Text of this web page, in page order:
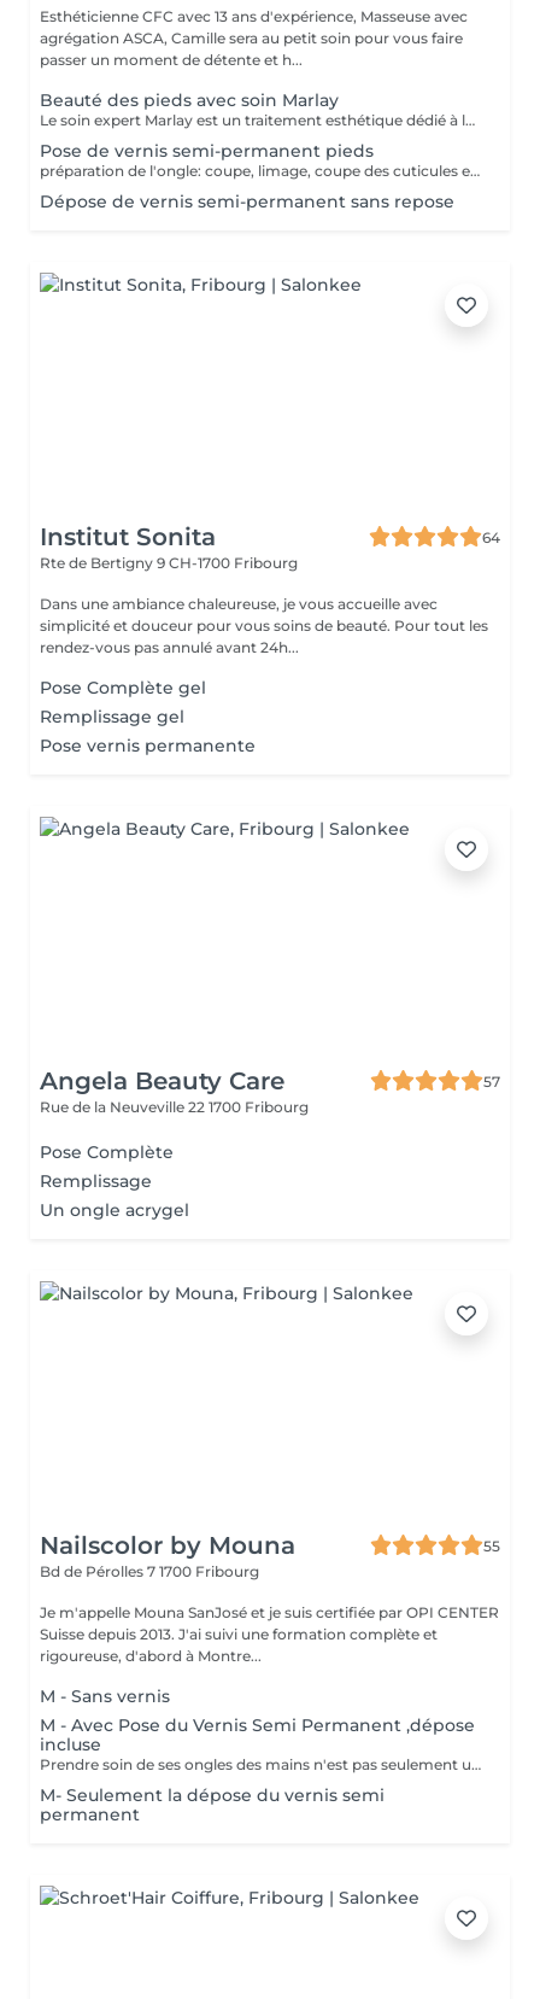
Esthéticienne CFC avec 13 ans d'expérience, Masseuse avec
agrégation ASCA, Camille sera au petit soin pour vous faire
passer un moment de détente et h...
Beauté des pieds avec soin Marlay
Le soin expert Marlay est un traitement esthétique dédié à la beauté et au confort des pieds. Il élimine efficacement les callosités, lisse les zones rugueuses et redonne souplesse et confort à la peau. Vos pieds retrouvent une apparence nette, douce et soignée dès la première séance.
Pose de vernis semi-permanent pieds
préparation de l'ongle: coupe, limage, coupe des cuticules et application du vernis semi-permanent.
Dépose de vernis semi-permanent sans repose
Institut Sonita
64
Rte de Bertigny 9 CH-1700 Fribourg
Dans une ambiance chaleureuse, je vous accueille avec
simplicité et douceur pour vous soins de beauté. Pour tout les
rendez-vous pas annulé avant 24h...
Pose Complète gel
Remplissage gel
Pose vernis permanente
Angela Beauty Care
57
Rue de la Neuveville 22 1700 Fribourg
Pose Complète
Remplissage
Un ongle acrygel
Nailscolor by Mouna
55
Bd de Pérolles 7 1700 Fribourg
Je m'appelle Mouna SanJosé et je suis certifiée par OPI CENTER
Suisse depuis 2013. J'ai suivi une formation complète et
rigoureuse, d'abord à Montre...
M - Sans vernis
M - Avec Pose du Vernis Semi Permanent ,dépose
incluse
Prendre soin de ses ongles des mains n'est pas seulement une question d'esthétique, mais aussi de santé. En adoptant une routine de soins régulière, nous pouvons prévenir de nombreuses affections, détecter précocement des problèmes de santé, améliorer notre apparence et renforcer notre confiance en nous.
M- Seulement la dépose du vernis semi
permanent